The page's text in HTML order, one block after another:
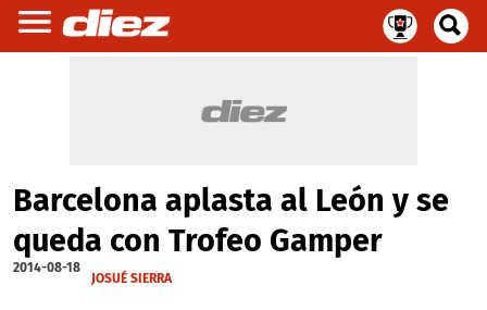
Barcelona aplasta al León y se
queda con Trofeo Gamper
2014-08-18
JOSUÉ SIERRA